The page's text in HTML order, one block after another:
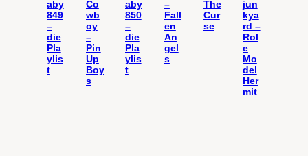
aby
849
–
die
Pla
ylis
t
Co
wb
oy
–
Pin
Up
Boy
s
aby
850
–
die
Pla
ylis
t
–
Fall
en
An
gel
s
The
Cur
se
jun
kya
rd –
Rol
e
Mo
del
Her
mit